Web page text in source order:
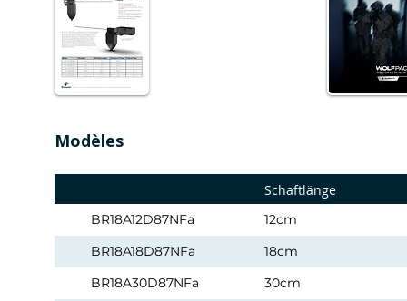
Modèles
Schaftlänge
BR18A12D87NFa
12cm
BR18A18D87NFa
18cm
BR18A30D87NFa
30cm